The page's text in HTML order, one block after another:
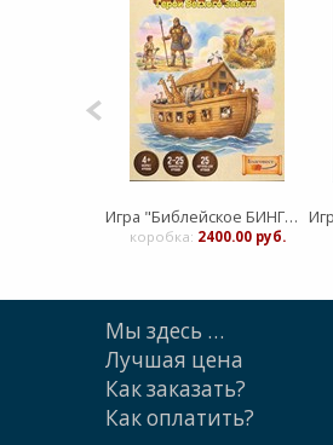
Игра "Библейское БИНГО. Герои Ветхого Завета"
коробка: 2400.00 руб.
Мы здесь …
Лучшая цена
Как заказать?
Как оплатить?